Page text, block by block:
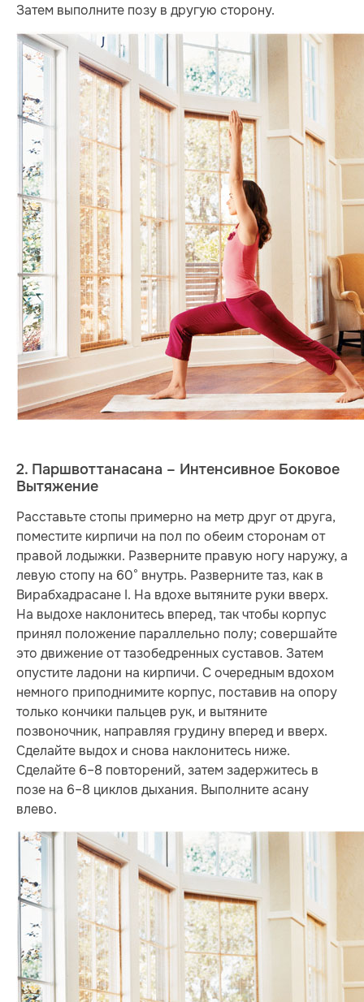
Затем выполните позу в другую сторону.
2. Паршвоттанасана – Интенсивное Боковое
Вытяжение
Расставьте стопы примерно на метр друг от друга,
поместите кирпичи на пол по обеим сторонам от
правой лодыжки. Разверните правую ногу наружу, а
левую стопу на 60° внутрь. Разверните таз, как в
Вирабхадрасане I. На вдохе вытяните руки вверх.
На выдохе наклонитесь вперед, так чтобы корпус
принял положение параллельно полу; совершайте
это движение от тазобедренных суставов. Затем
опустите ладони на кирпичи. С очередным вдохом
немного приподнимите корпус, поставив на опору
только кончики пальцев рук, и вытяните
позвоночник, направляя грудину вперед и вверх.
Сделайте выдох и снова наклонитесь ниже.
Сделайте 6–8 повторений, затем задержитесь в
позе на 6–8 циклов дыхания. Выполните асану
влево.